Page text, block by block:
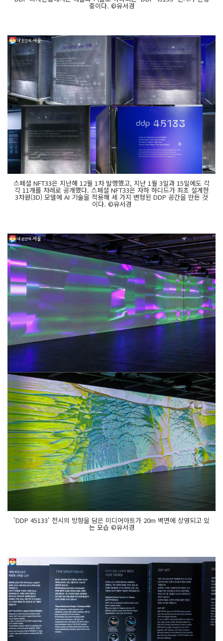
중이다. ©유서경
스페셜 NFT33은 지난해 12월 1차 발행했고, 지난 1월 3일과 15일에도 각
각 11개를 차례로 공개했다. 스페셜 NFT33은 자하 하디드가 최초 설계한
3차원(3D) 모델에 AI 기술을 적용해 세 가지 변형된 DDP 공간을 만든 것
이다. ©유서경
'DDP 45133' 전시의 방향을 담은 미디어아트가 20m 벽면에 상영되고 있
는 모습 ©유서경